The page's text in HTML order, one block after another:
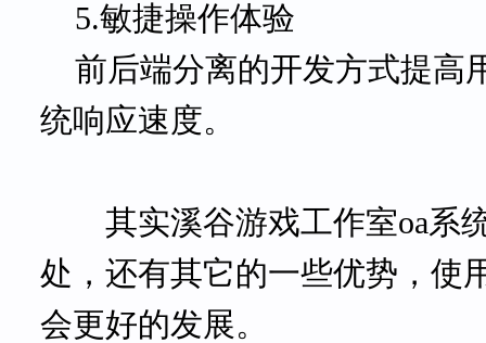
5.敏捷操作体验
前后端分离的开发方式提高
统响应速度。
其实溪谷游戏工作室oa系
处， 还有其它的一些优势，使
会更好的发展。